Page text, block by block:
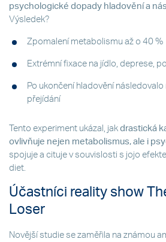
psychologické dopady hladovění a
Výsledek?
Zpomalení metabolismu až o 40 %
Extrémní fixace na jídlo, deprese,
Po ukončení hladovění
přejídání
Tento experiment ukázal, jak drastická
ovlivňuje nejen metabolismus, ale i
spojuje a cituje v souvislosti s jojo
diet.
Účastníci reality show
Loser
Novější studie se zaměřila na známou